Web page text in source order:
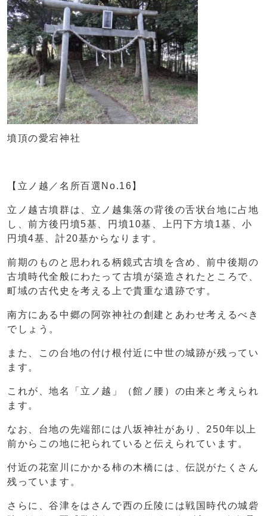
墳頂の愛宕神社
【立ノ越／名所百選No.16】
立ノ越古墳群は、立ノ越集落の背後の舌状台地に占地
し、前方後円墳5基、円墳10基、上円下方墳1基、小
円墳4基、計20基からなります。
前期のものと思われる柄鏡式古墳を含め、前中後期の
古墳時代全般にわたって古墳が築造されたところで、
町域の古代史を考える上で貴重な遺跡です。
南方にある中郷の阿弥神社の創建とあわせ考えるべき
でしょう。
また、この台地の付け根付近に中世の城跡が残ってい
ます。
これが、地名「立ノ越」（館ノ腰）の由来と考えられ
ます。
なお、台地の先端部には八坂神社があり、250年以上
前からこの地に祀られていると伝えられています。
付近の花室川にかかる柿の木橋には、伝説がたくさん
残っています。
さらに、谷津をはさんで西の丘陵には戦国時代の城砦